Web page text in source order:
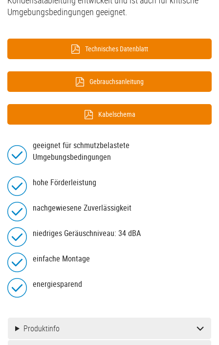
Umgebungsbedingungen geeignet.
Technisches Datenblatt
Gebrauchsanleitung
Kabelschema
geeignet für schmutzbelastete
Umgebungsbedingungen
hohe Förderleistung
nachgewiesene Zuverlässigkeit
niedriges Geräuschniveau: 34 dBA
einfache Montage
energiesparend
Produktinfo